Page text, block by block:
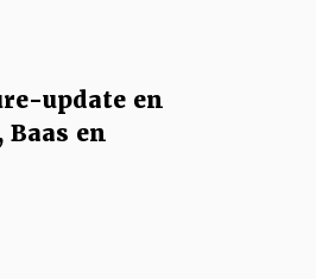
update en
en